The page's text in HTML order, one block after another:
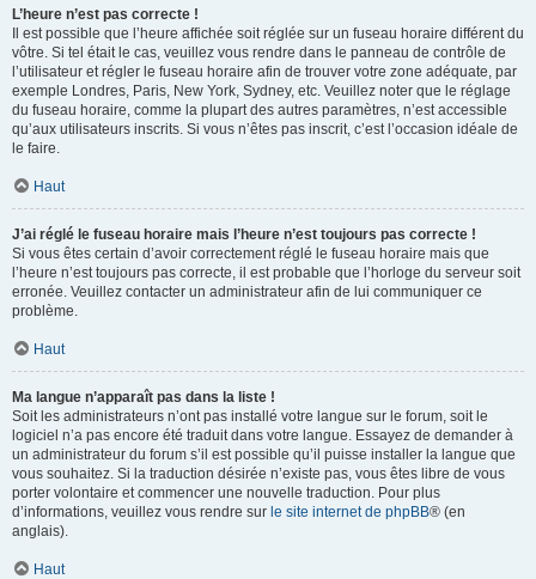
L’heure n’est pas correcte !
Il est possible que l’heure affichée soit réglée sur un fuseau horaire différent du
vôtre. Si tel était le cas, veuillez vous rendre dans le panneau de contrôle de
l’utilisateur et régler le fuseau horaire afin de trouver votre zone adéquate, par
exemple Londres, Paris, New York, Sydney, etc. Veuillez noter que le réglage
du fuseau horaire, comme la plupart des autres paramètres, n’est accessible
qu’aux utilisateurs inscrits. Si vous n’êtes pas inscrit, c’est l’occasion idéale de
le faire.
Haut
J’ai réglé le fuseau horaire mais l’heure n’est toujours pas correcte !
Si vous êtes certain d’avoir correctement réglé le fuseau horaire mais que
l’heure n’est toujours pas correcte, il est probable que l’horloge du serveur soit
erronée. Veuillez contacter un administrateur afin de lui communiquer ce
problème.
Haut
Ma langue n’apparaît pas dans la liste !
Soit les administrateurs n’ont pas installé votre langue sur le forum, soit le
logiciel n’a pas encore été traduit dans votre langue. Essayez de demander à
un administrateur du forum s’il est possible qu’il puisse installer la langue que
vous souhaitez. Si la traduction désirée n’existe pas, vous êtes libre de vous
porter volontaire et commencer une nouvelle traduction. Pour plus
d’informations, veuillez vous rendre sur le site internet de phpBB® (en
anglais).
Haut